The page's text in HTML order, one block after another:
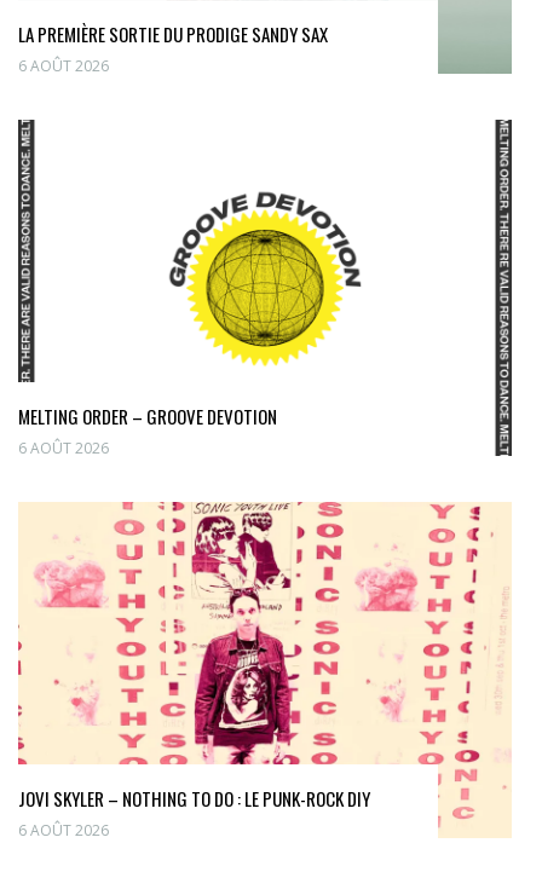
LA PREMIÈRE SORTIE DU PRODIGE SANDY SAX
6 AOÛT 2026
MELTING ORDER – GROOVE DEVOTION
6 AOÛT 2026
JOVI SKYLER – NOTHING TO DO : LE PUNK-ROCK DIY
6 AOÛT 2026